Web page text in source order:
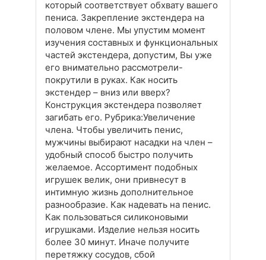
который соответствует обхвату вашего
пениса. Закрепление экстендера на
половом члене. Мы упустим момент
изучения составных и функциональных
частей экстендера, допустим, Вы уже
его внимательно рассмотрели-
покрутили в руках. Как носить
экстендер – вниз или вверх?
Конструкция экстендера позволяет
загибать его. Рубрика:Увеличение
члена. Чтобы увеличить пенис,
мужчины выбирают насадки на член –
удобный способ быстро получить
желаемое. Ассортимент подобных
игрушек велик, они привнесут в
интимную жизнь дополнительное
разнообразие. Как надевать на пенис.
Как пользоваться силиконовыми
игрушками. Изделие нельзя носить
более 30 минут. Иначе получите
перетяжку сосудов, сбой